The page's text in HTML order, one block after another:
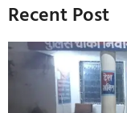
Recent Post